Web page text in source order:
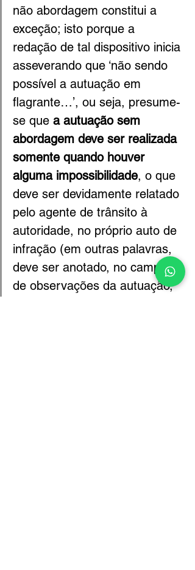
não abordagem constitui a
exceção; isto porque a
redação de tal dispositivo inicia
asseverando que ‘não sendo
possível a autuação em
flagrante…’, ou seja, presume-
se que a autuação sem
abordagem deve ser realizada
somente quando houver
alguma impossibilidade, o que
deve ser devidamente relatado
pelo agente de trânsito à
autoridade, no próprio auto de
infração (em outras palavras,
deve ser anotado, no campo
de observações da autuação,